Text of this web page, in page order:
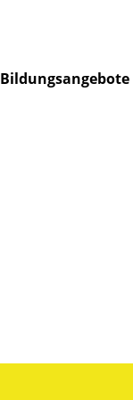
Bildungsangebote